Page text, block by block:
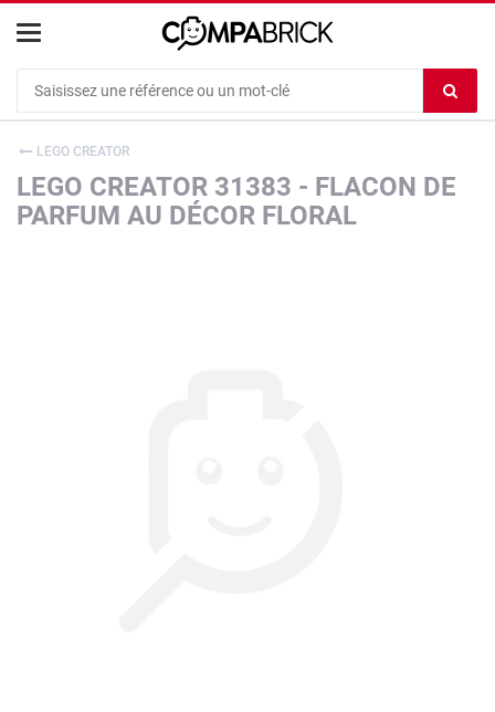
le
LEGO CREATOR
LEGO CREATOR 31383 - FLACON DE
PARFUM AU DÉCOR FLORAL
Cookies management panel